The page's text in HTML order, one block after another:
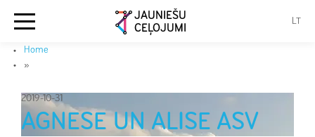
Home
»
2019-10-31
AGNESE UN ALISE ASV
JAUNIEŠU
CEĻOJUMI
LT